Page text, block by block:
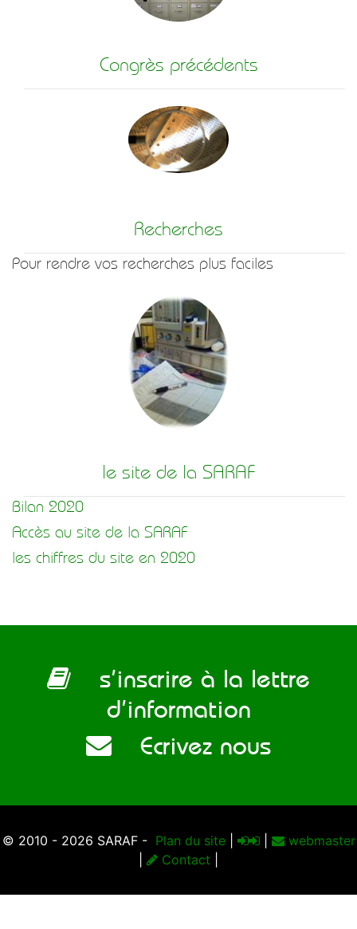
Congrès précédents
Recherches
Pour rendre vos recherches plus faciles
le site de la SARAF
Bilan 2020
Accès au site de la SARAF
les chiffres du site en 2020
s’inscrire à la lettre
d’information
Ecrivez nous
© 2010 - 2026 SARAF - Plan du site|
webmaster
Contact